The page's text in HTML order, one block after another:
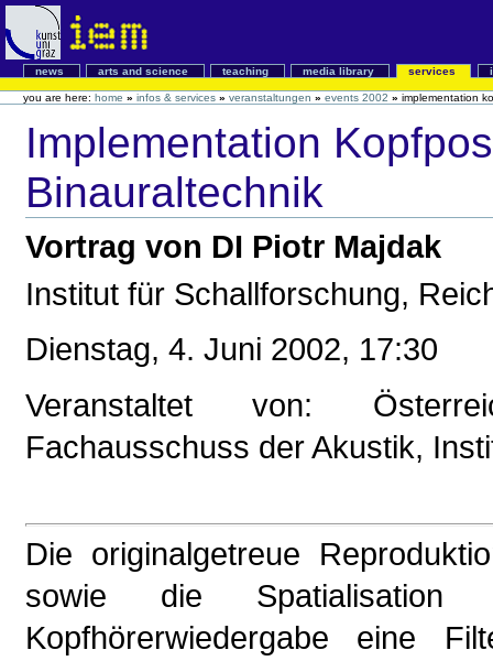
news arts and science teaching media library services
you are here: home » infos & services » veranstaltungen » events 2002 » implementation
Implementation
Binauraltechnik
Vortrag von DI Piotr Majdak
Institut für Schallforschung,
Dienstag, 4. Juni 2002, 17:30
Veranstaltet von:
Fachausschuss der Akustik,
Die originalgetreue
sowie die Spatialisation
Kopfhörerwiedergabe eine